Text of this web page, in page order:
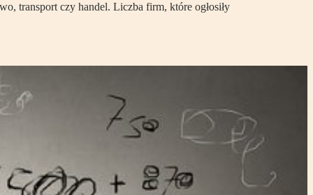
transport czy handel. Liczba firm, które ogłosiły